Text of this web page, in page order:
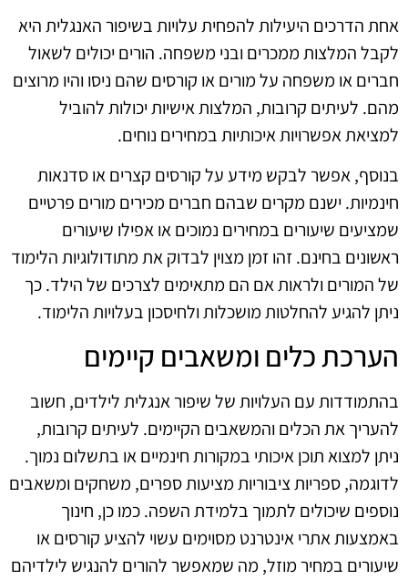
אחת הדרכים היעילות להפחית עלויות בשיפור האנגלית היא
לקבל המלצות ממכרים ובני משפחה. הורים יכולים לשאול
חברים או משפחה על מורים או קורסים שהם ניסו והיו מרוצים
מהם. לעיתים קרובות, המלצות אישיות יכולות להוביל
למציאת אפשרויות איכותיות במחירים נוחים.
בנוסף, אפשר לבקש מידע על קורסים קצרים או סדנאות
חינמיות. ישנם מקרים שבהם חברים מכירים מורים פרטיים
שמציעים שיעורים במחירים נמוכים או אפילו שיעורים
ראשונים בחינם. זהו זמן מצוין לבדוק את מתודולוגיות הלימוד
של המורים ולראות אם הם מתאימים לצרכים של הילד. כך
ניתן להגיע להחלטות מושכלות ולחיסכון בעלויות הלימוד.
הערכת כלים ומשאבים קיימים
בהתמודדות עם העלויות של שיפור אנגלית לילדים, חשוב
להעריך את הכלים והמשאבים הקיימים. לעיתים קרובות,
ניתן למצוא תוכן איכותי במקורות חינמיים או בתשלום נמוך.
לדוגמה, ספריות ציבוריות מציעות ספרים, משחקים ומשאבים
נוספים שיכולים לתמוך בלמידת השפה. כמו כן, חינוך
באמצעות אתרי אינטרנט מסוימים עשוי להציע קורסים או
שיעורים במחיר מוזל, מה שמאפשר להורים להנגיש לילדיהם